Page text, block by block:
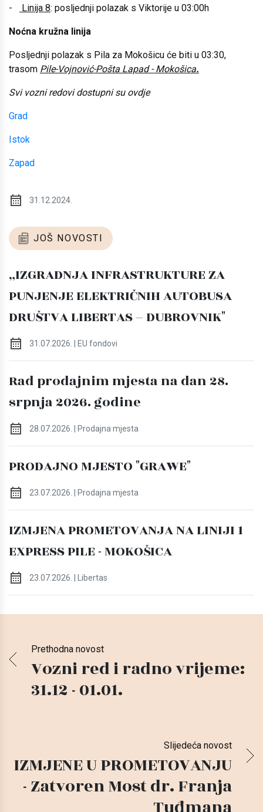
-
Linija 8: posljednji polazak s Viktorije u 03:00h
Noćna kružna linija
Posljednji polazak s Pila za Mokošicu će biti u 03:30,
trasom Pile-Vojnović-Pošta Lapad - Mokošica.
Svi vozni redovi dostupni su ovdje
Grad
Istok
Zapad
31.12.2024.
JOŠ NOVOSTI
„IZGRADNJA INFRASTRUKTURE ZA
PUNJENJE ELEKTRIČNIH AUTOBUSA
DRUŠTVA LIBERTAS – DUBROVNIK"
31.07.2026. | EU fondovi
Rad prodajnim mjesta na dan 28.
srpnja 2026. godine
28.07.2026. | Prodajna mjesta
PRODAJNO MJESTO "GRAWE"
23.07.2026. | Prodajna mjesta
IZMJENA PROMETOVANJA NA LINIJI 1
EXPRESS PILE - MOKOŠICA
23.07.2026. | Libertas
Prethodna novost
Vozni red i radno vrijeme:
31.12 - 01.01.
Slijedeća novost
IZMJENE U PROMETOVANJU
- Zatvoren Most dr. Franja